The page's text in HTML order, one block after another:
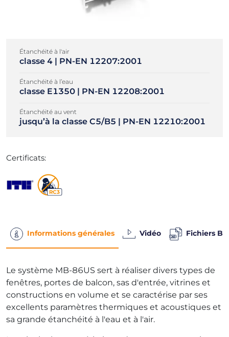
Étanchéité à l'air
classe 4 | PN-EN 12207:2001
Étanchéité à l’eau
classe E1350 | PN-EN 12208:2001
Étanchéité au vent
jusqu’à la classe C5/B5 | PN-EN 12210:2001
Certificats:
Informations générales Vidéo Fichiers
Le système MB-86US sert à réaliser divers types de
fenêtres, portes de balcon, sas d'entrée, vitrines et
constructions en volume et se caractérise par ses
excellents paramètres thermiques et acoustiques et
sa grande étanchéité à l'eau et à l'air.